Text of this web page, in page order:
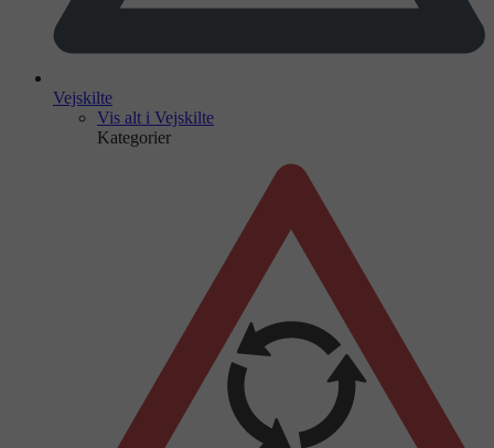
Vejskilte
Vis alt i Vejskilte
Kategorier